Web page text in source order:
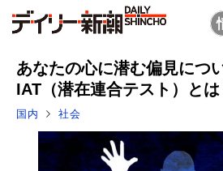
あなたの心に潜む偏見につ
IAT（潜在連合テスト）とは
国内 社会